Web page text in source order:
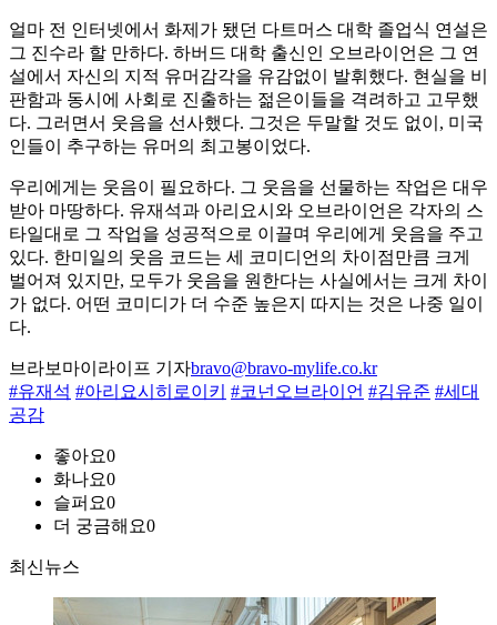
얼마 전 인터넷에서 화제가 됐던 다트머스 대학 졸업식 연설은
그 진수라 할 만하다. 하버드 대학 출신인 오브라이언은 그 연
설에서 자신의 지적 유머감각을 유감없이 발휘했다. 현실을 비
판함과 동시에 사회로 진출하는 젊은이들을 격려하고 고무했
다. 그러면서 웃음을 선사했다. 그것은 두말할 것도 없이, 미국
인들이 추구하는 유머의 최고봉이었다.
우리에게는 웃음이 필요하다. 그 웃음을 선물하는 작업은 대우
받아 마땅하다. 유재석과 아리요시와 오브라이언은 각자의 스
타일대로 그 작업을 성공적으로 이끌며 우리에게 웃음을 주고
있다. 한미일의 웃음 코드는 세 코미디언의 차이점만큼 크게
벌어져 있지만, 모두가 웃음을 원한다는 사실에서는 크게 차이
가 없다. 어떤 코미디가 더 수준 높은지 따지는 것은 나중 일이
다.
브라보마이라이프 기자bravo@bravo-mylife.co.kr
#유재석 #아리요시히로이키 #코넌오브라이언 #김유준 #세대
공감
좋아요0
화나요0
슬퍼요0
더 궁금해요0
최신뉴스